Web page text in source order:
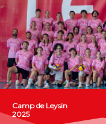
Camp de Leysin
2025